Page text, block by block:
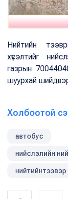
Нийтийн
хүсэлтийг
газрын
шуурхай
Холбоотой
автобус
нийслэлийн
нийтийнтээвэр